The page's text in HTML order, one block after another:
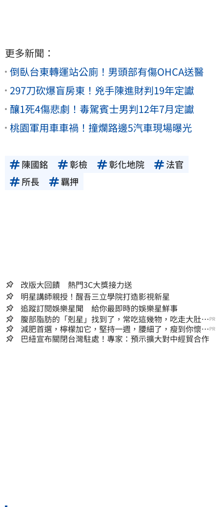
更多新聞：
倒臥台東轉運站公廁！男頭部有傷OHCA送醫
297刀砍爆盲房東！兇手陳進財判19年定讞
釀1死4傷悲劇！毒駕賓士男判12年7月定讞
桃園軍用車車禍！撞爛路邊5汽車現場曝光
陳國銘 彰檢 彰化地院
法官
所長
羈押
改版大回饋 熱門3C大獎接力送
明星講師親授！醒吾三立學院打造影視新星
追蹤訂閱娛樂星聞 給你最即時的娛樂星鮮事
腹部脂肪的「剋星」找到了，常吃這幾物，吃走大肚
囊，瘦出小蠻腰
PR
減肥首選，檸檬加它，堅持一週，腰細了，瘦到你懷疑
人生
PR
巴紐宣布關閉台灣駐處！專家：預示擴大對中經貿合作